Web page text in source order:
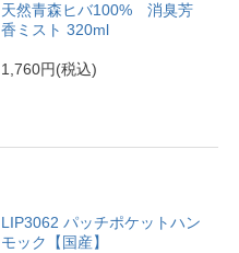
天然青森ヒバ100% 消臭芳
香ミスト 320ml
1,760円(税込)
LIP3062 パッチポケットハン
モック【国産】